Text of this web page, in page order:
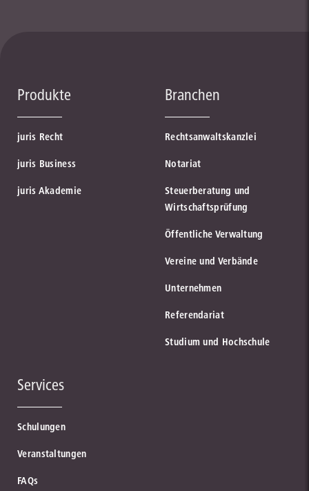
Produkte
juris Recht
juris Business
juris Akademie
Branchen
Rechtsanwaltskanzlei
Notariat
Steuerberatung und
Wirtschaftsprüfung
Öffentliche Verwaltung
Vereine und Verbände
Unternehmen
Referendariat
Studium und Hochschule
Services
Schulungen
Veranstaltungen
FAQs